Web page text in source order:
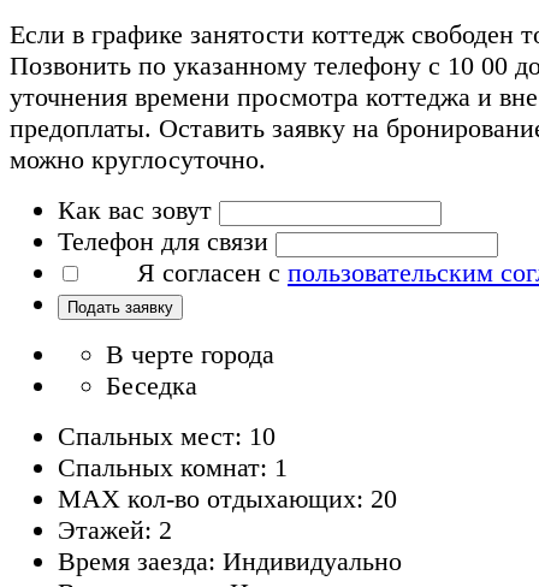
Если в графике занятости коттедж свободен
Позвонить по указанному телефону с 10 00
уточнения времени просмотра коттеджа и
предоплаты. Оставить заявку на
можно круглосуточно.
Как вас зовут
Телефон для связи
Я согласен с пользовательским
Подать заявку
В черте города
Беседка
Спальных мест: 10
Спальных комнат: 1
MAX кол-во отдыхающих: 20
Этажей: 2
Время заезда: Индивидуально